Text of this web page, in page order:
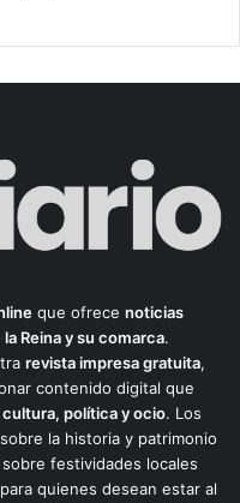
que ofrece noticias
Reina y su comarca.
revista impresa gratuita,
contenido digital que
política y ocio. Los
la historia y patrimonio
festividades locales
quienes desean estar al